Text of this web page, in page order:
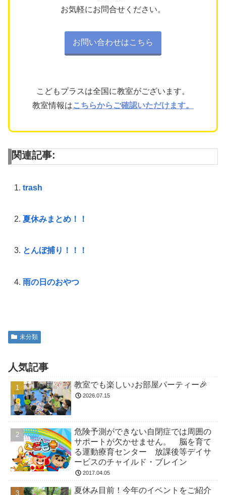
お気軽にお問合せください。
お問い合わせはこちら
こどもプラスは全国に教室がございます。
教室情報はこちらからご確認いただけます。
関連記事:
trash
夏休みまとめ！！
とんぼ捕り！！！
雨の日のおやつ
未分類
人気記事
教室でも楽しい♪お部屋パーティー🎉
2026.07.15
危険予測ができない自閉症では周囲の
サポートが欠かせません。 脳を育て
る運動療育センター 放課後等デイサ
ービスのチャイルド・ブレイン
2017.04.05
夏休み目前！今年のイベントをご紹介